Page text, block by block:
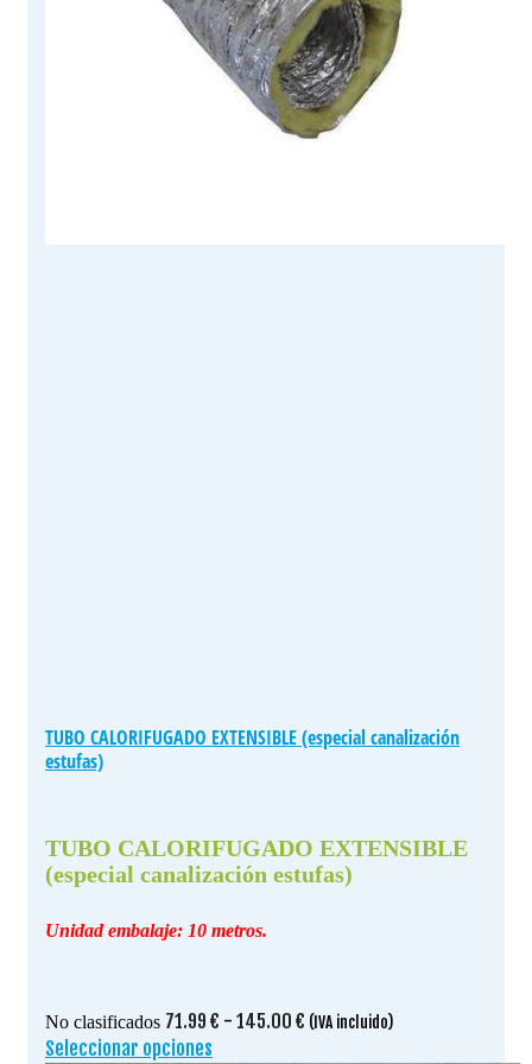
TUBO CALORIFUGADO EXTENSIBLE (especial canalización
estufas)
TUBO CALORIFUGADO EXTENSIBLE
(especial canalización estufas)
Unidad embalaje: 10 metros.
No clasificados 71.99 € - 145.00 € Rango
(IVA incluido)
Seleccionar opciones